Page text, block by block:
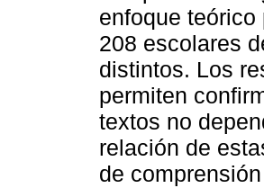
enfoque
208 escolares
distintos. Los
permiten
textos no
relación de
de